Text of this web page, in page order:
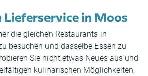
Lieferservice in Moos
die gleichen Restaurants in
besuchen und dasselbe Essen zu
Sie nicht etwas Neues aus und
kulinarischen Möglichkeiten,